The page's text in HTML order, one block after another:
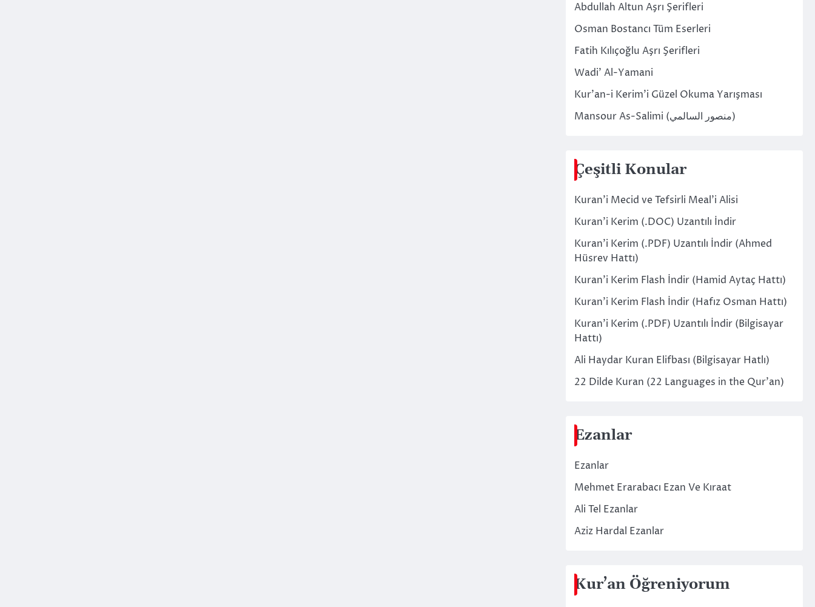
Abdullah Altun Aşrı Şerifleri
Osman Bostancı Tüm Eserleri
Fatih Kılıçoğlu Aşrı Şerifleri
Wadi’ Al-Yamani
Kur’an-i Kerim’i Güzel Okuma Yarışması
Mansour As-Salimi (منصور السالمي)
Çeşitli Konular
Kuran’i Mecid ve Tefsirli Meal’i Alisi
Kuran’i Kerim (.DOC) Uzantılı İndir
Kuran’i Kerim (.PDF) Uzantılı İndir (Ahmed
Hüsrev Hattı)
Kuran’i Kerim Flash İndir (Hamid Aytaç Hattı)
Kuran’i Kerim Flash İndir (Hafız Osman Hattı)
Kuran’i Kerim (.PDF) Uzantılı İndir (Bilgisayar
Hattı)
Ali Haydar Kuran Elifbası (Bilgisayar Hatlı)
22 Dilde Kuran (22 Languages in the Qur’an)
Ezanlar
Ezanlar
Mehmet Erarabacı Ezan Ve Kıraat
Ali Tel Ezanlar
Aziz Hardal Ezanlar
Kur’an Öğreniyorum